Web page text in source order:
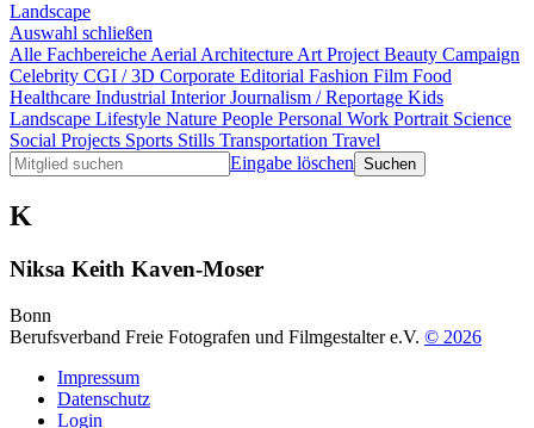
Landscape
Auswahl schließen
Alle Fachbereiche Aerial Architecture Art Project Beauty Campaign
Celebrity CGI / 3D Corporate Editorial Fashion Film Food
Healthcare Industrial InteriorJournalism / Reportage Kids
Landscape Lifestyle Nature People Personal Work Portrait Science
Social Projects Sports Stills Transportation Travel
Eingabe löschen
K
Niksa Keith Kaven-Moser
Bonn
Berufsverband Freie Fotografen und Filmgestalter e.V. © 2026
Impressum
Datenschutz
Login